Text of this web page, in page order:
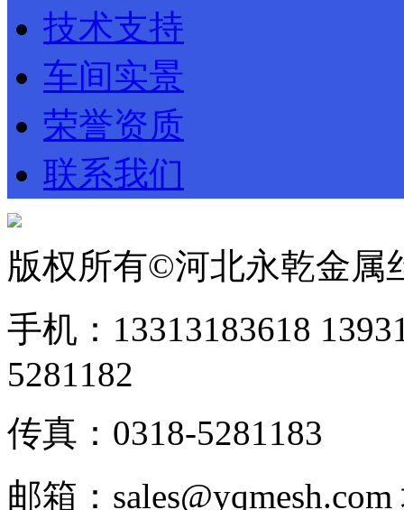
技术支持
车间实景
荣誉资质
联系我们
版权所有©河北永乾金属
手机：13313183618
5281182
传真：0318-5281183
邮箱：